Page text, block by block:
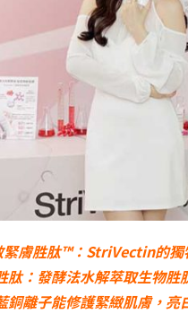
膚胜肽™：StriVectin的獨
肽：發酵法水解萃取生物胜
銅離子能修護緊緻肌膚，亮